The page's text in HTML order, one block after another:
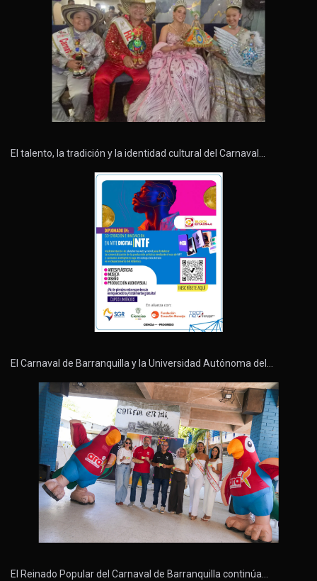
El talento, la tradición y la identidad cultural del Carnaval…
El Carnaval de Barranquilla y la Universidad Autónoma del…
El Reinado Popular del Carnaval de Barranquilla continúa…